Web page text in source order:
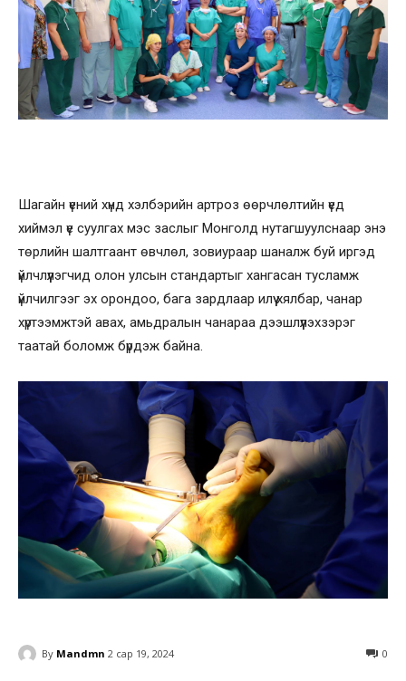
Шагайн үений хүнд хэлбэрийн артроз өөрчлөлтийн үед
хиймэл үе суулгах мэс заслыг Монголд нутагшуулснаар энэ
төрлийн шалтгаант өвчлөл, зовиураар шаналж буй иргэд
үйлчлүүлэгчид олон улсын стандартыг хангасан тусламж
үйлчилгээг эх орондоо, бага зардлаар илүү хялбар, чанар
хүртээмжтэй авах, амьдралын чанараа дээшлүүлэхзэрэг
таатай боломж бүрдэж байна.
By Mandmn 2 сар 19, 2024 0